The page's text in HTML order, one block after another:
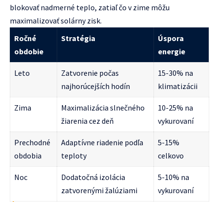
blokovať nadmerné teplo, zatiaľ čo v zime môžu
maximalizovať solárny zisk.
Ročné
obdobie
Stratégia
Úspora
energie
Leto
Zatvorenie počas
najhorúcejších hodín
15-30% na
klimatizácii
Zima
Maximalizácia slnečného
žiarenia cez deň
10-25% na
vykurovaní
Prechodné
obdobia
Adaptívne riadenie podľa
teploty
5-15%
celkovo
Noc
Dodatočná izolácia
zatvorenými žalúziami
5-10% na
vykurovaní